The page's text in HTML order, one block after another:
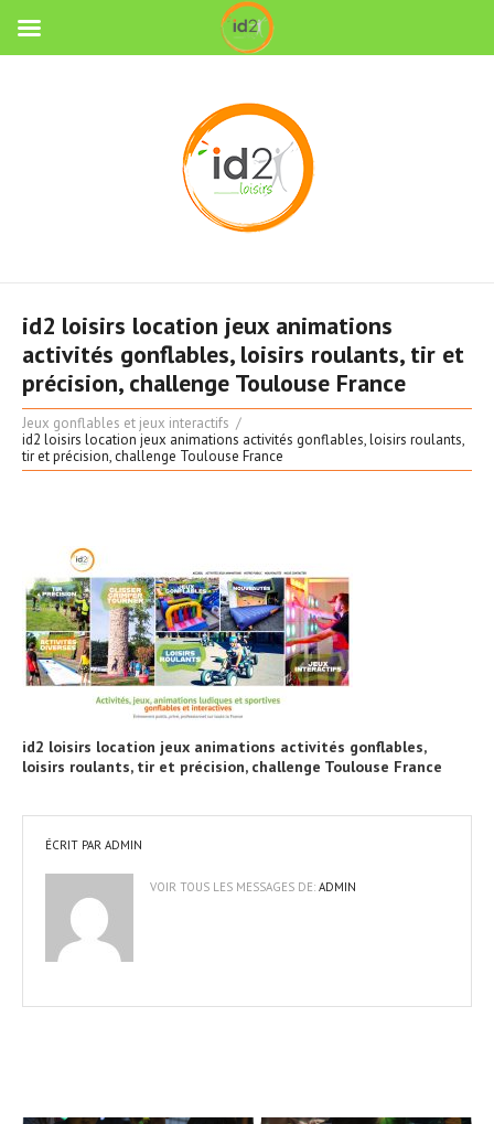
id2 loisirs location jeux animations
activités gonflables, loisirs roulants, tir et
précision, challenge Toulouse France
Jeux gonflables et jeux interactifs
id2 loisirs location jeux animations activités gonflables, loisirs roulants,
tir et précision, challenge Toulouse France
id2 loisirs location jeux animations activités gonflables,
loisirs roulants, tir et précision, challenge Toulouse France
ÉCRIT PAR ADMIN
VOIR TOUS LES MESSAGES DE: ADMIN